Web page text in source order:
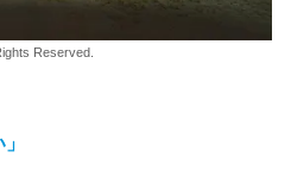
Reserved.